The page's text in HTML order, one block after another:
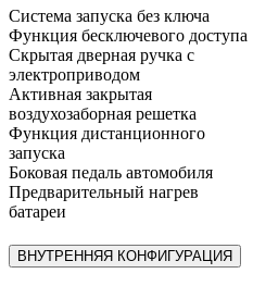
Система запуска без ключа
Функция бесключевого доступа
Скрытая дверная ручка с
электроприводом
Активная закрытая
воздухозаборная решетка
Функция дистанционного
запуска
Боковая педаль автомобиля
Предварительный нагрев
батареи
ВНУТРЕННЯЯ КОНФИГУРАЦИЯ